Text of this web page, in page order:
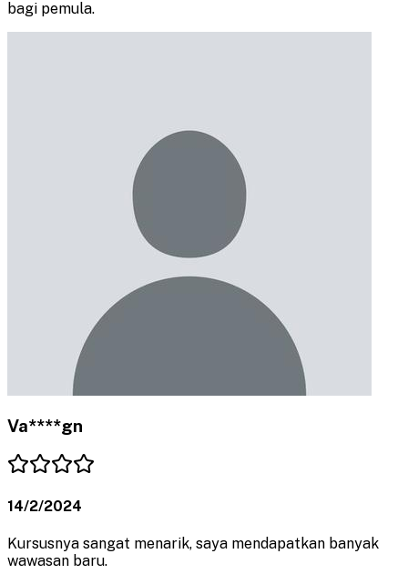
bagi pemula.
Va****gn
14/2/2024
Kursusnya sangat menarik, saya mendapatkan banyak
wawasan baru.